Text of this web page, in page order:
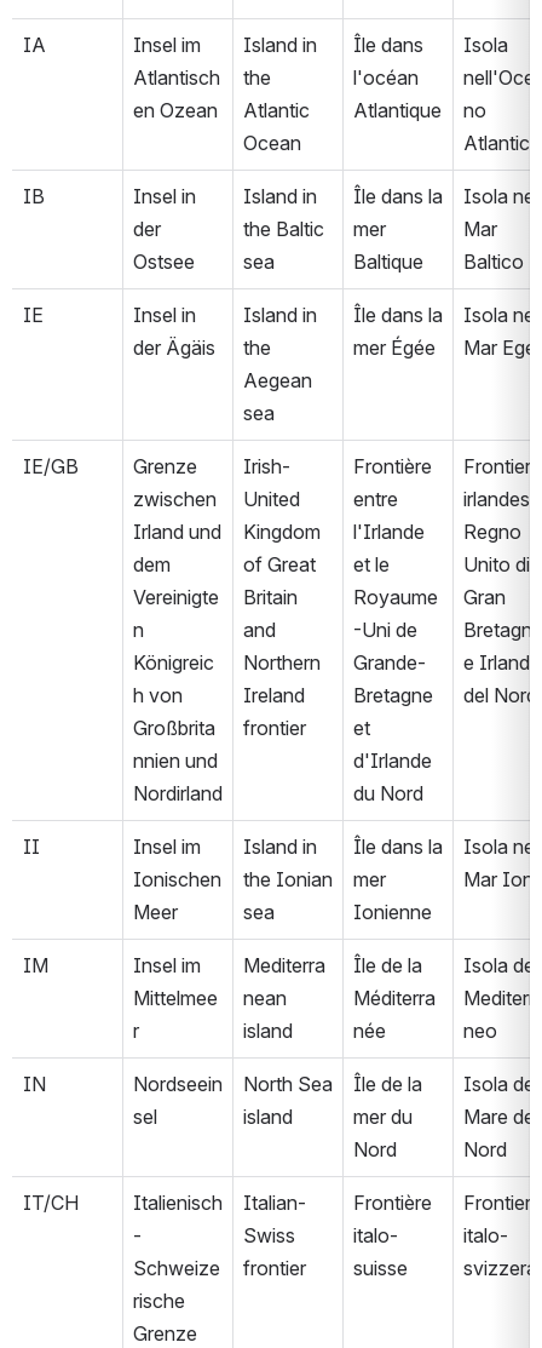
IA
Insel im
Atlantisch
en Ozean
Island in
the
Atlantic
Ocean
Île dans
l'océan
Atlantique
Isola
no
Atlantico
IB
Insel in
der
Ostsee
Island in
the Baltic
sea
Île dans la
mer
Baltique
Isola nel
Mar
Baltico
IE
Insel in
der Ägäis
Island in
the
Aegean
sea
Île dans la
mer Égée
Isola nel
Mar
IE/GB
Grenze
zwischen
Irland und
dem
Vereinigte
n
Königreic
h von
Großbrita
nnien und
Nordirland
Irish-
United
Kingdom
of Great
Britain
and
Northern
Ireland
frontier
Frontière
entre
l'Irlande
et le
Royaume
-Uni de
Grande-
Bretagne
et
d'Irlande
du Nord
Frontiera
Regno
Unito di
Gran
Bretagna
e Irlanda
del Nord
II
Insel im
Ionischen
Meer
Island in
the Ionian
sea
Île dans la
mer
Ionienne
Isola nel
Mar
IM
Insel im
Mittelmee
r
Mediterra
nean
island
Île de la
Méditerra
née
Isola del
neo
IN
Nordseein
sel
North Sea
island
Île de la
mer du
Nord
Isola del
Mare del
Nord
IT/CH
Italienisch
-
Schweize
rische
Grenze
Italian-
Swiss
frontier
Frontière
italo-
suisse
Frontiera
italo-
svizzera